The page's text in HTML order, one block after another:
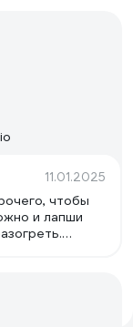
11.01.2025
чтобы
и лапши